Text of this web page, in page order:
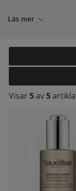
Läs mer
Visar 5av 5